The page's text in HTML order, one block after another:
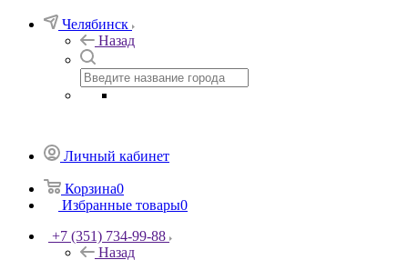
Челябинск
Назад
Личный кабинет
Корзина0
Избранные товары0
+7 (351) 734-99-88
Назад